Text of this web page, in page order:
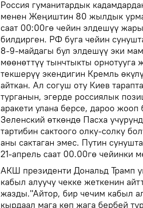
Россия гуманитардык
менен Жеңиштин 80 жылдык
саат 00:00гө чейин элдешүү
билдирген. РФ буга чейин
8-9-майдагы бул элдешүү эки
мөөнөттүү тынчтыкты
текшерүү экендигин Кремль
айткан. Ал согуш оту Киев
турганын, эгерде россиялык
аракети улана берсе, дароо
Зеленский өткөндө Пасха
тартибин сактоого олку-солку
аны сактаган эмес. Путин
21-апрель саат 00.00гө чейинки
АКШ президенти Дональд Трамп
кабыл алуучу чекке жеткенин
жазды."Айтор, бир чечим кабыл
кырдаал мага көп жага бербей